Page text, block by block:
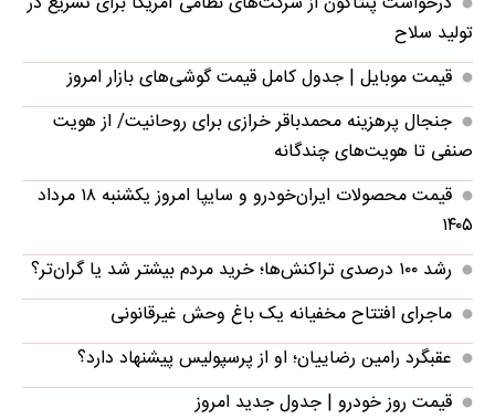
تولید سلاح
قیمت موبایل‌ | جدول کامل قیمت گوشی‌های بازار امروز
جنجال پرهزینه محمدباقر خرازی برای روحانیت/ از هویت
صنفی تا هویت‌های چندگانه
قیمت محصولات ایران‌خودرو و سایپا امروز یکشنبه ۱۸ مرداد
۱۴۰۵
رشد ۱۰۰ درصدی تراکنش‌ها؛ خرید مردم بیشتر شد یا گران‌تر؟
ماجرای افتتاح مخفیانه یک باغ وحش غیرقانونی
عقبگرد رامین رضاییان؛ او از پرسپولیس پیشنهاد دارد؟
قیمت روز خودرو | جدول جدید امروز